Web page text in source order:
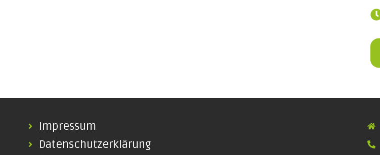
Impressum
Datenschutzerklärung